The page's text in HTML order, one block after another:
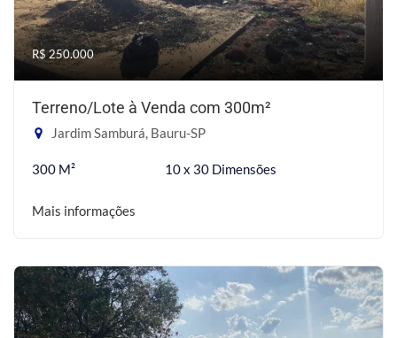
R$ 250.000
Terreno/Lote à Venda com 300m²
Jardim Samburá, Bauru-SP
300 M² 10 x 30 Dimensões
Mais informações